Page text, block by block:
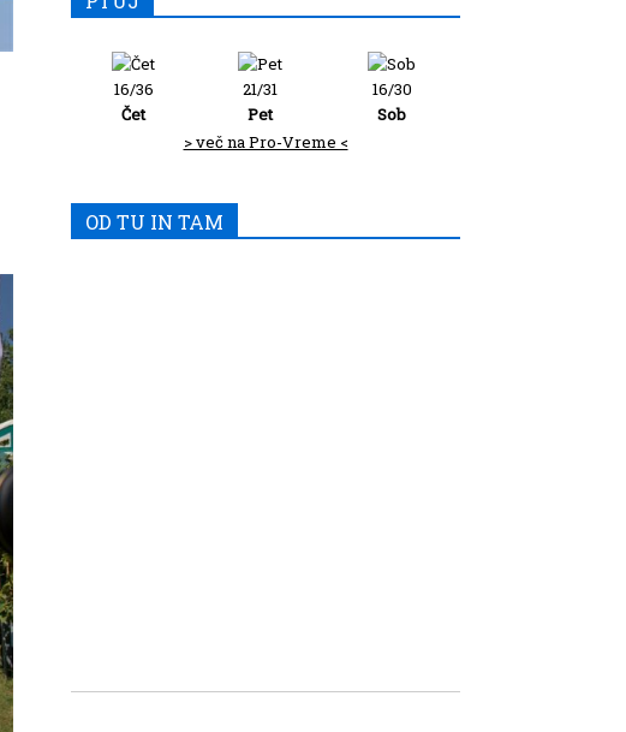
16/36
Čet
21/31
Pet
16/30
Sob
> več na Pro-Vreme <
OD TU IN TAM